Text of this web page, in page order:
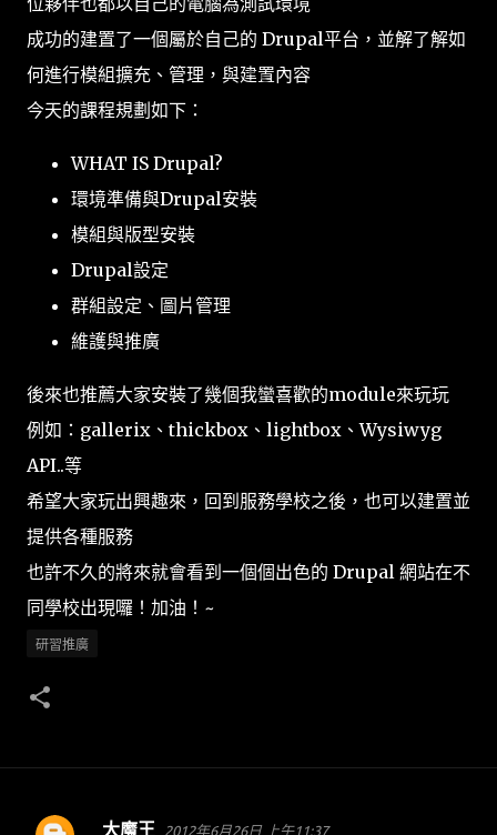
成功的建置了一個屬於自己的 Drupal平台，並解了解如
何進行模組擴充、管理，與建置內容
今天的課程規劃如下：
WHAT IS Drupal?
環境準備與Drupal安裝
模組與版型安裝
Drupal設定
群組設定、圖片管理
維護與推廣
後來也推薦大家安裝了幾個我蠻喜歡的module來玩玩
例如：gallerix、thickbox、lightbox、Wysiwyg
API..等
希望大家玩出興趣來，回到服務學校之後，也可以建置並
提供各種服務
也許不久的將來就會看到一個個出色的 Drupal 網站在不
同學校出現囉！加油！~
研習推廣
大魔王 2012年6月26日 上午11:37